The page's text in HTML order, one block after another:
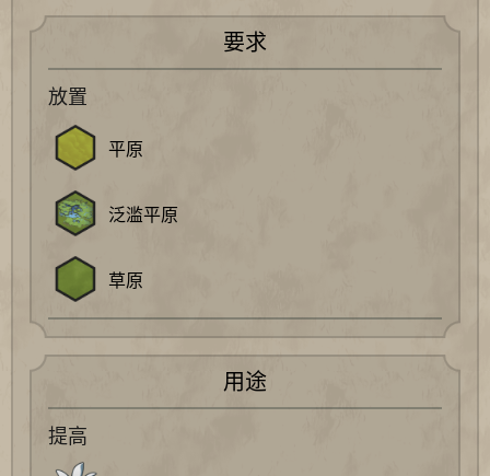
要求
放置
平原
泛滥平原
草原
用途
提高